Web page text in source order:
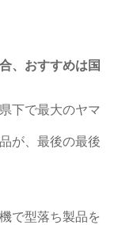
、おすすめは国
下で最大のヤマ
が、最後の最後
で型落ち製品を